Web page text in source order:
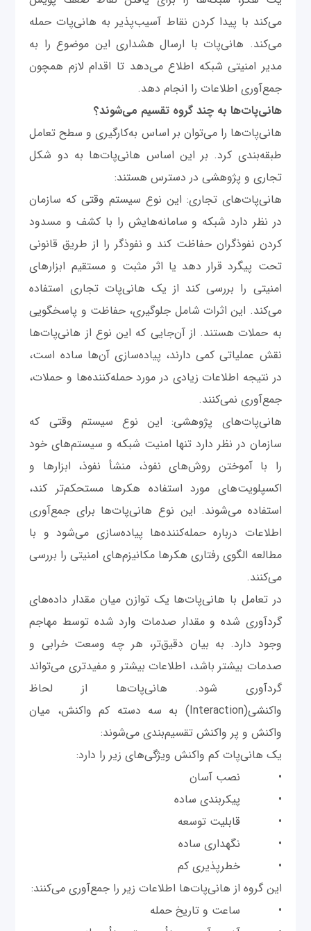
می‌کند با پیدا کردن نقاط آسیب‌پذیر به هانی‌پات حمله
می‌کند. هانی‌پات با ارسال هشداری این موضوع را به
مدیر امنیتی شبکه اطلاع می‌دهد تا اقدام لازم همچون
جمع‌آوری اطلاعات را انجام دهد.
هانی‌پات‌ها به چند گروه تقسیم می‌شوند؟
هانی‌پات‌ها را می‌توان بر اساس به‌کارگیری و سطح تعامل
طبقه‌بندی کرد. بر این اساس هانی‌پات‌ها به دو شکل
تجاری و پژوهشی در دسترس هستند:
هانی‌پات‌های تجاری: این نوع سیستم وقتی که سازمان
در نظر دارد شبکه و سامانه‌هایش را با کشف و مسدود
کردن نفوذگران حفاظت کند و نفوذگر را از طریق قانونی
تحت پیگرد قرار دهد یا اثر مثبت و مستقیم ابزارهای
امنیتی را بررسی کند از یک هانی‌پات تجاری استفاده
می‌کند. این اثرات شامل جلوگیری، حفاظت و پاسخگویی
به حملات هستند. از آن‌جایی که این نوع از هانی‌پات‌ها
نقش عملیاتی کمی دارند، پیاده‌سازی آن‌ها ساده‌ است،
در نتیجه اطلاعات زیادی در مورد حمله‌کننده‌ها و حملات،
جمع‌آوری نمی‌کنند.
هانی‌پات‌های پژوهشی: این نوع سیستم وقتی که
سازمان در نظر دارد تنها امنیت شبکه و سیستم‌های خود
را با آموختن روش‌های نفوذ، منشأ نفوذ، ابزارها و
اکسپلویت‌های مورد استفاده هکرها مستحکم‌تر کند،
استفاده می‌شوند. این نوع هانی‌پات‌ها برای جمع‌آوری
اطلاعات درباره حمله‌کننده‌ها پیاده‌سازی می‌شود و با
مطالعه الگوی رفتاری هکرها مکانیزم‌های امنیتی را بررسی
می‌کنند.
در تعامل با هانی‌پات‌ها یک توازن میان مقدار داده‌های
گردآوری شده و مقدار صدمات وارد شده توسط مهاجم
وجود دارد. به بیان دقیق‌تر، هر چه وسعت خرابی و
صدمات بیشتر باشد، اطلاعات بیشتر و مفیدتری می‌تواند
گردآوری شود. هانی‌پات‌ها از لحاظ
واکنشی(Interaction) به سه دسته کم واکنش، میان
واکنش و پر واکنش تقسیم‌بندی می‌شوند:
یک هانی‌پات کم واکنش ویژگی‌های زیر را دارد:
• نصب آسان
• پیکربندی ساده
• قابلیت توسعه
• نگهداری ساده
• خطرپذیری کم
این گروه از هانی‌پات‌ها اطلاعات زیر را جمع‌آوری می‌کنند:
• ساعت و تاریخ حمله